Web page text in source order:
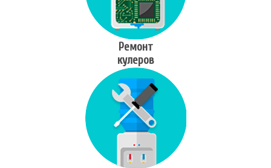
Ремонт
кулеров